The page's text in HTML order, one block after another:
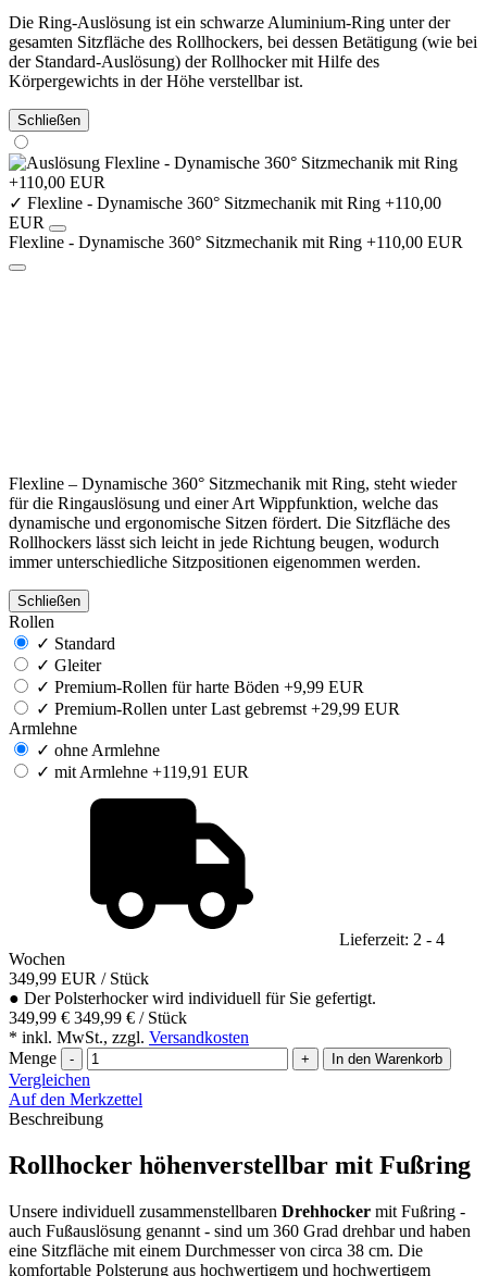
Die Ring-Auslösung ist ein schwarze Aluminium-Ring unter der
gesamten Sitzfläche des Rollhockers, bei dessen Betätigung (wie bei
der Standard-Auslösung) der Rollhocker mit Hilfe des
Körpergewichts in der Höhe verstellbar ist.
Schließen
✓ Flexline - Dynamische 360° Sitzmechanik mit Ring +110,00
EUR
Flexline - Dynamische 360° Sitzmechanik mit Ring +110,00 EUR
Flexline – Dynamische 360° Sitzmechanik mit Ring, steht wieder
für die Ringauslösung und einer Art Wippfunktion, welche das
dynamische und ergonomische Sitzen fördert. Die Sitzfläche des
Rollhockers lässt sich leicht in jede Richtung beugen, wodurch
immer unterschiedliche Sitzpositionen eigenommen werden.
Schließen
Rollen
✓ Standard
✓ Gleiter
✓ Premium-Rollen für harte Böden +9,99 EUR
✓ Premium-Rollen unter Last gebremst +29,99 EUR
Armlehne
✓ ohne Armlehne
✓ mit Armlehne +119,91 EUR
Lieferzeit: 2 - 4
Wochen
349,99 EUR / Stück
● Der Polsterhocker wird individuell für Sie gefertigt.
349,99 € 349,99 € / Stück
* inkl. MwSt., zzgl. Versandkosten
Menge
- + In den Warenkorb
Vergleichen
Auf den Merkzettel
Beschreibung
Rollhocker höhenverstellbar mit Fußring
Unsere individuell zusammenstellbaren Drehhocker mit Fußring -
auch Fußauslösung genannt - sind um 360 Grad drehbar und haben
eine Sitzfläche mit einem Durchmesser von circa 38 cm. Die
komfortable Polsterung aus hochwertigem und hochwertigem